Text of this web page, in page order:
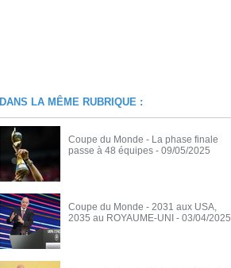
DANS LA MÊME RUBRIQUE :
Coupe du Monde - La phase finale
passe à 48 équipes - 09/05/2025
Coupe du Monde - 2031 aux USA,
2035 au ROYAUME-UNI - 03/04/2025